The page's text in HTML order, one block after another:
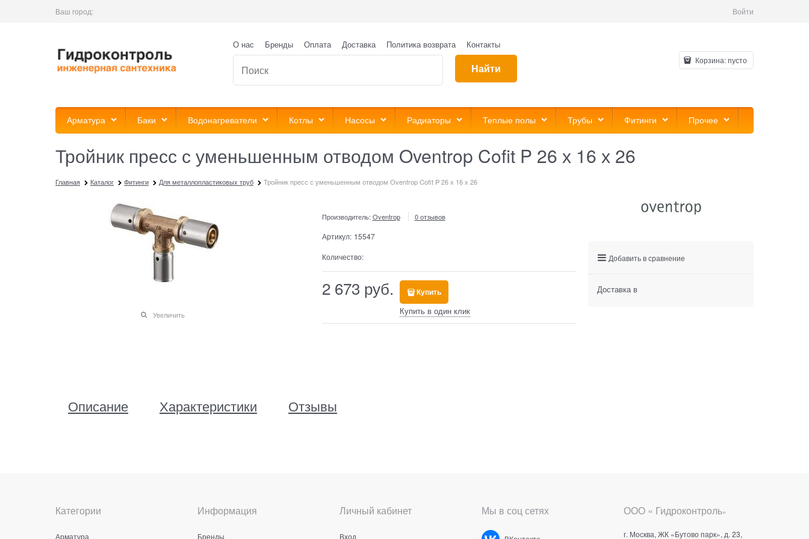
Ваш город: Войти
О нас Бренды Оплата Доставка Политика возврата Контакты
Найти
Корзина:пусто
Арматура Баки Водонагреватели Котлы Насосы Радиаторы Теплые полы Трубы Фитинги Прочее
Тройник пресс с уменьшенным отводом Oventrop Cofit P 26 х 16 х 26
Главная Каталог Фитинги Для металлопластиковых труб Тройник пресс с уменьшенным отводом Oventrop Cofit P 26 х 16 х 26
Увеличить
Производитель: Oventrop 0 отзывов
Артикул: 15547
Количество:
2 673 руб. Купить
Купить в один клик
Описание Характеристики Отзывы
Добавить в сравнение
Доставка в
Категории
Арматура
Информация
Бренды
Личный кабинет
Вход
Мы в соц сетях ООО « Гидроконтроль»
г. Москва, ЖК «Бутово парк», д. 23,